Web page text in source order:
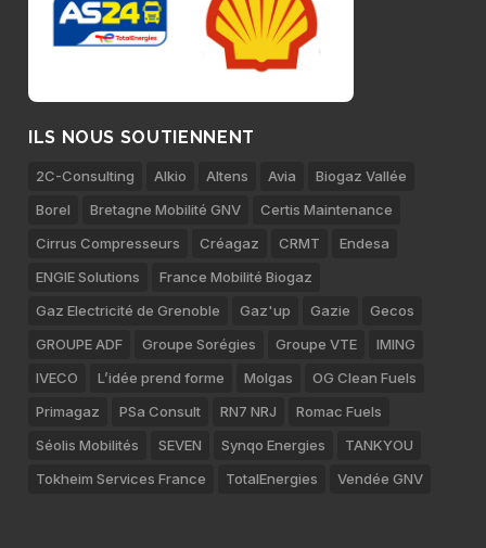
ILS NOUS SOUTIENNENT
2C-Consulting Alkio Altens Avia
Biogaz Vallée
Borel
Bretagne Mobilité GNV
Certis Maintenance
Cirrus Compresseurs
Créagaz CRMT
Endesa
ENGIE Solutions
France Mobilité Biogaz
Gaz Electricité de Grenoble
Gaz'up Gazie
Gecos
GROUPE ADF
Groupe Sorégies Groupe VTE
IMING
IVECO
L’idée prend forme Molgas
OG Clean Fuels
Primagaz
PSa Consult RN7 NRJ
Romac Fuels
Séolis Mobilités
SEVEN Synqo Energies
TANKYOU
Tokheim Services France
TotalEnergies Vendée GNV